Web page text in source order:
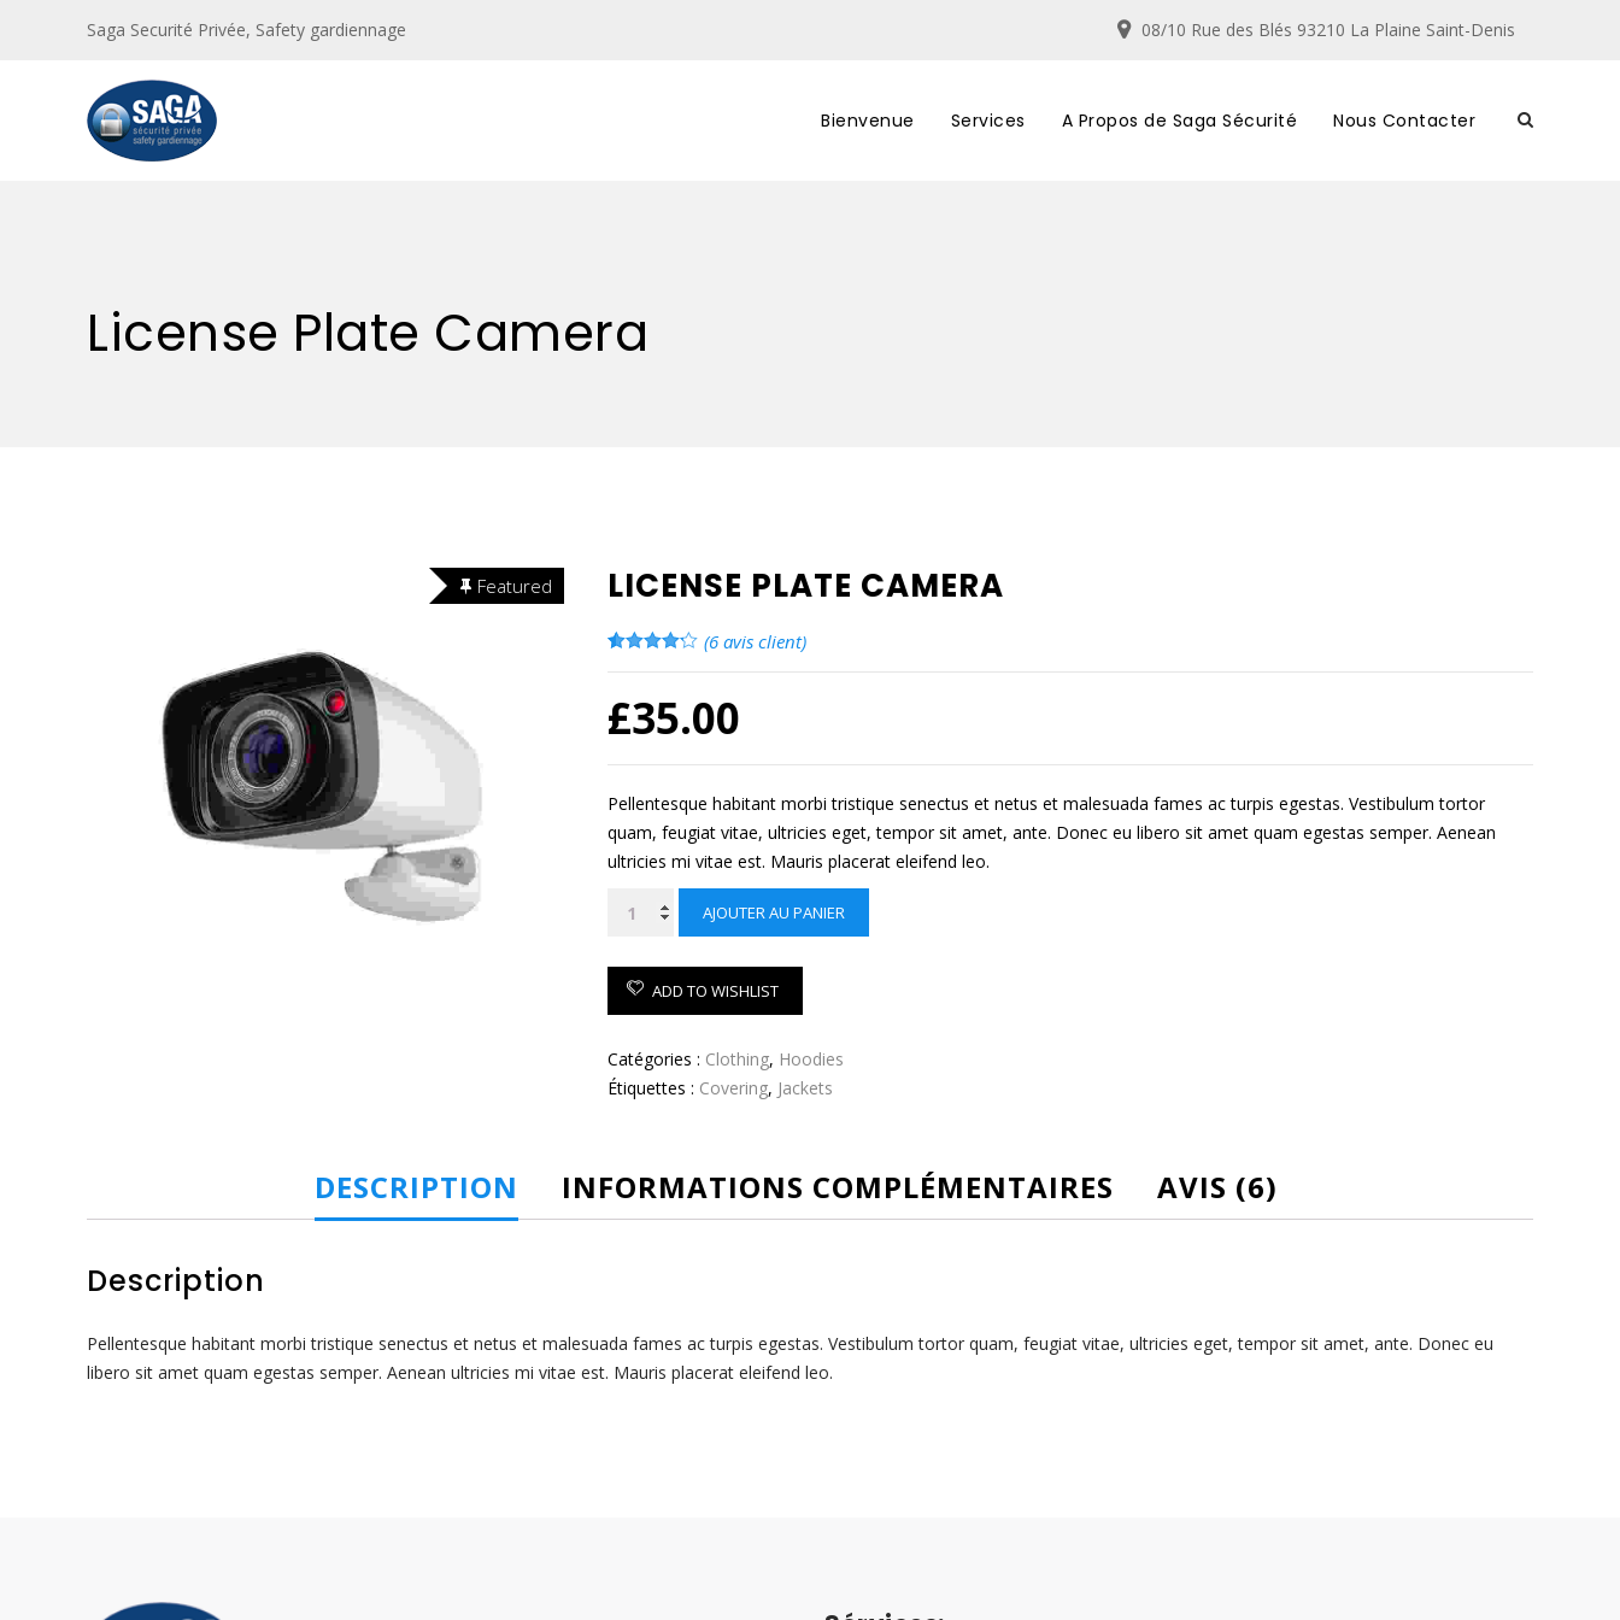
Saga Securité Privée, Safety gardiennage 08/10 Rue des Blés 93210 La Plaine Saint-Denis
Bienvenue Services A Propos de Saga Sécurité Nous Contacter
License Plate Camera
Featured LICENSE PLATE CAMERA
basé
sur
notations
(6avis client)
£35.00
Pellentesque habitant morbi tristique senectus et netus et malesuada fames ac turpis egestas. Vestibulum tortor
quam, feugiat vitae, ultricies eget, tempor sit amet, ante. Donec eu libero sit amet quam egestas semper. Aenean
ultricies mi vitae est. Mauris placerat eleifend leo.
quantité
Plate
Camera
AJOUTER AU PANIER
ADD TO WISHLIST
Catégories : Clothing, Hoodies
Étiquettes : Covering, Jackets
DESCRIPTION INFORMATIONS COMPLÉMENTAIRES AVIS (6)
Description
Pellentesque habitant morbi tristique senectus et netus et malesuada fames ac turpis egestas. Vestibulum tortor quam, feugiat vitae, ultricies eget, tempor sit amet, ante. Donec eu
libero sit amet quam egestas semper. Aenean ultricies mi vitae est. Mauris placerat eleifend leo.